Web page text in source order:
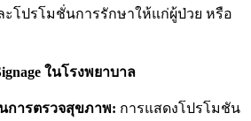
ะโปรโมชั่นการรักษาให้แก่ผู้ป่วย หรือ
ในโรงพยาบาล
การตรวจสุขภาพ: การแสดงโปรโมชัน